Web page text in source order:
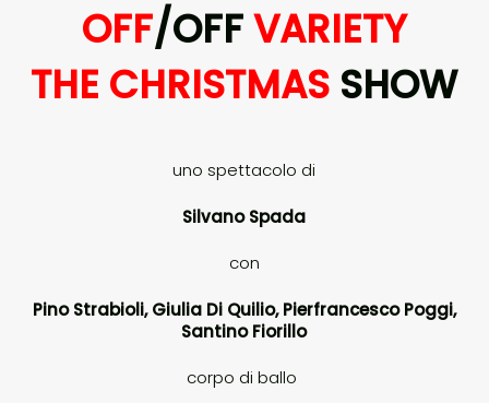
OFF/OFFVARIETY
THE CHRISTMAS SHOW
uno spettacolo di
Silvano Spada
con
Pino Strabioli, Giulia Di Quilio, Pierfrancesco Poggi,
Santino Fiorillo
corpo di ballo